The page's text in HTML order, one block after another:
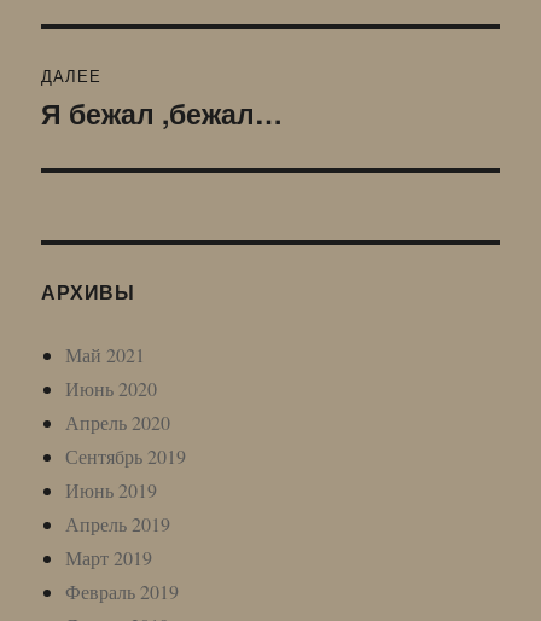
ДАЛЕЕ
Следующая
Я бежал ,бежал…
АРХИВЫ
Май 2021
Июнь 2020
Апрель 2020
Сентябрь 2019
Июнь 2019
Апрель 2019
Март 2019
Февраль 2019